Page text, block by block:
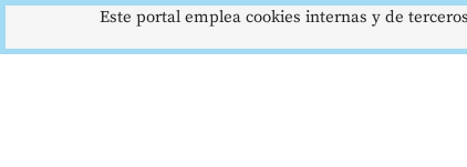
Este portal emplea cookies internas y de